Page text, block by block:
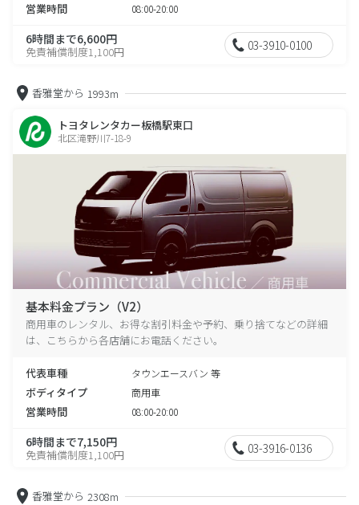
営業時間 08:00-20:00
6時間まで6,600円
免責補償制度1,100円 03-3910-0100
香雅堂から 1993m
トヨタレンタカー板橋駅東口
北区滝野川7-18-9
基本料金プラン（V2）
商用車のレンタル、お得な割引料金や予約、乗り捨てなどの詳細
は、こちらから各店舗にお電話ください。
代表車種 タウンエースバン 等
ボディタイプ 商用車
営業時間 08:00-20:00
6時間まで7,150円
免責補償制度1,100円 03-3916-0136
香雅堂から 2308m